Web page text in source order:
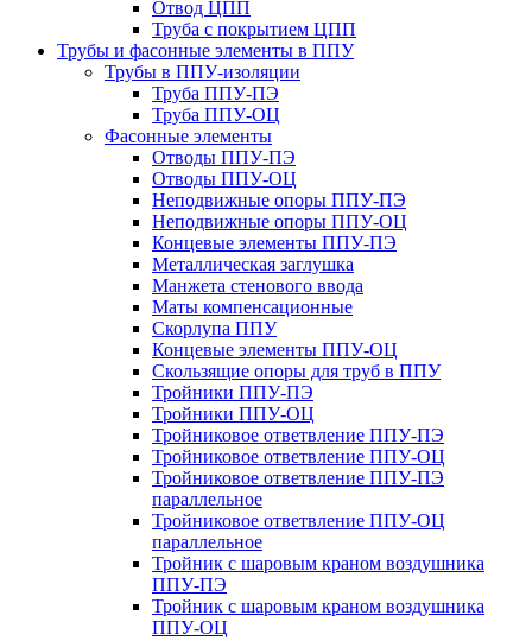
Отвод ЦПП
Труба с покрытием ЦПП
Трубы и фасонные элементы в ППУ
Трубы в ППУ-изоляции
Труба ППУ-ПЭ
Труба ППУ-ОЦ
Фасонные элементы
Отводы ППУ-ПЭ
Отводы ППУ-ОЦ
Неподвижные опоры ППУ-ПЭ
Неподвижные опоры ППУ-ОЦ
Концевые элементы ППУ-ПЭ
Металлическая заглушка
Манжета стенового ввода
Маты компенсационные
Скорлупа ППУ
Концевые элементы ППУ-ОЦ
Скользящие опоры для труб в ППУ
Тройники ППУ-ПЭ
Тройники ППУ-ОЦ
Тройниковое ответвление ППУ-ПЭ
Тройниковое ответвление ППУ-ОЦ
Тройниковое ответвление ППУ-ПЭ
параллельное
Тройниковое ответвление ППУ-ОЦ
параллельное
Тройник с шаровым краном воздушника
ППУ-ПЭ
Тройник с шаровым краном воздушника
ППУ-ОЦ